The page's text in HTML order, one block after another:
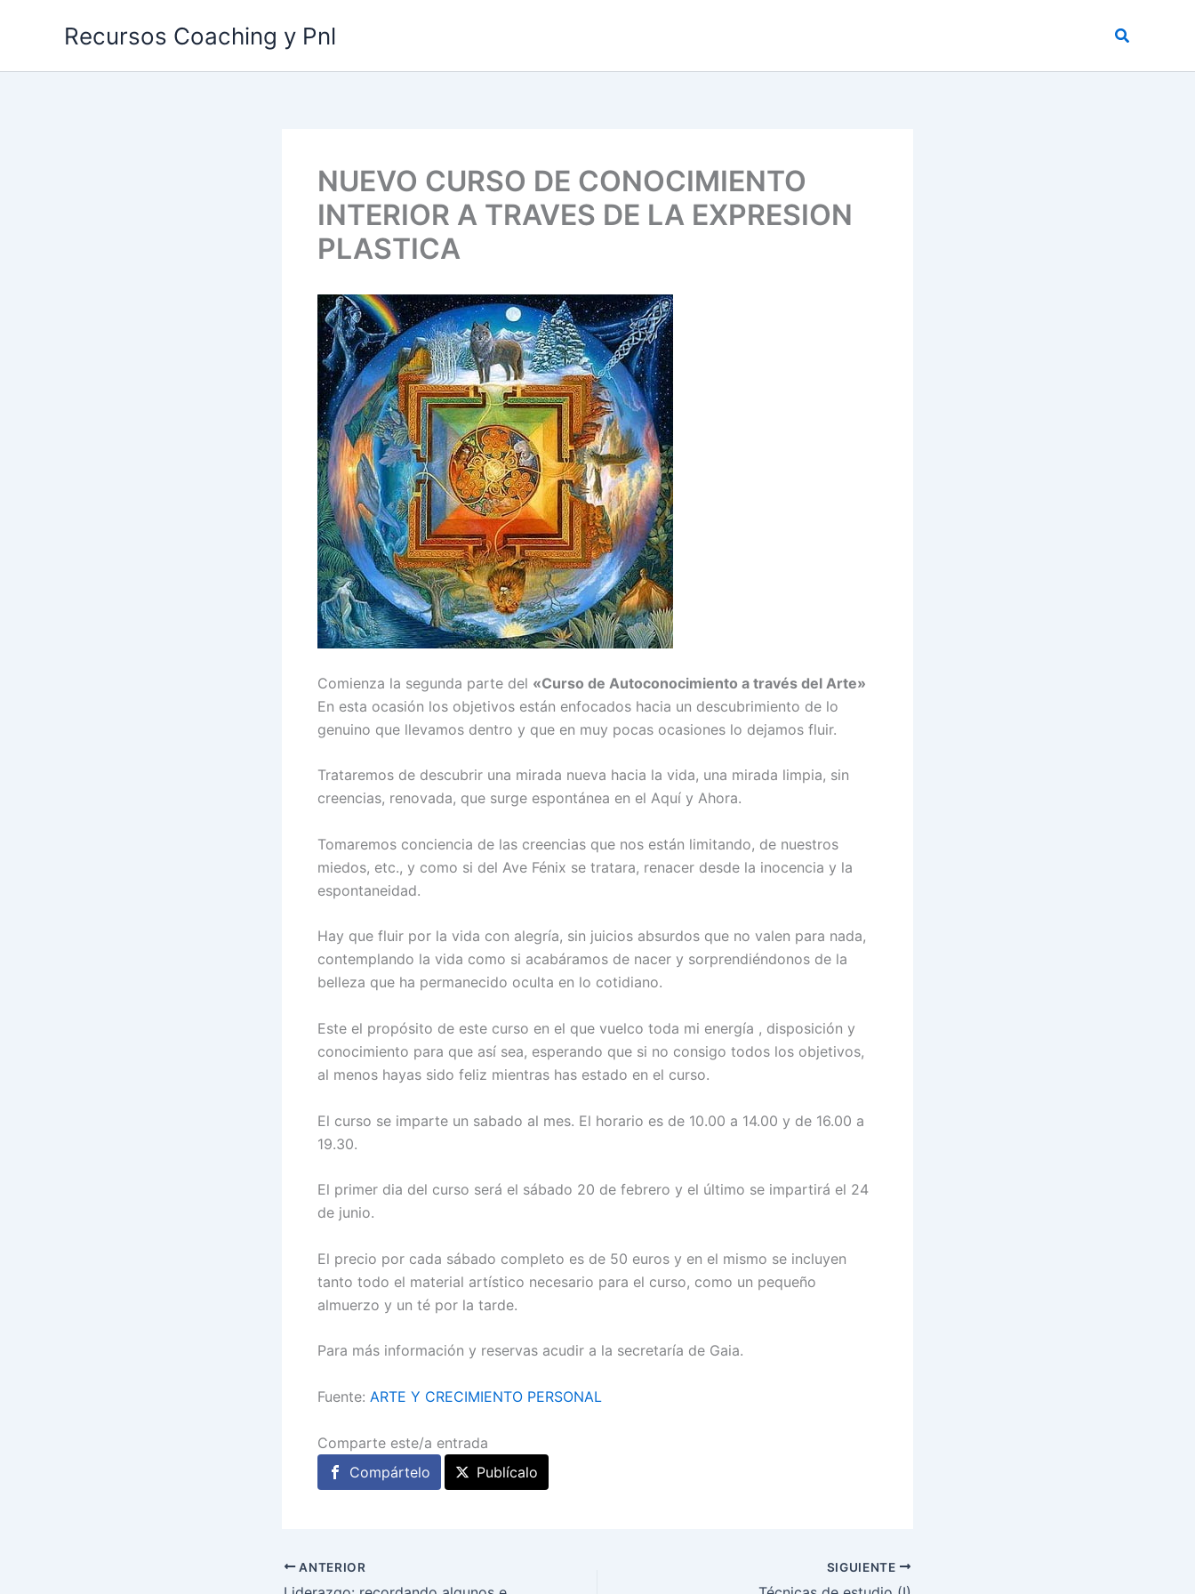
Recursos Coaching y Pnl Buscar
NUEVO CURSO DE CONOCIMIENTO
INTERIOR A TRAVES DE LA EXPRESION
PLASTICA
Comienza la segunda parte del «Curso de Autoconocimiento a través del Arte»
En esta ocasión los objetivos están enfocados hacia un descubrimiento de lo
genuino que llevamos dentro y que en muy pocas ocasiones lo dejamos fluir.
Trataremos de descubrir una mirada nueva hacia la vida, una mirada limpia, sin
creencias, renovada, que surge espontánea en el Aquí y Ahora.
Tomaremos conciencia de las creencias que nos están limitando, de nuestros
miedos, etc., y como si del Ave Fénix se tratara, renacer desde la inocencia y la
espontaneidad.
Hay que fluir por la vida con alegría, sin juicios absurdos que no valen para nada,
contemplando la vida como si acabáramos de nacer y sorprendiéndonos de la
belleza que ha permanecido oculta en lo cotidiano.
Este el propósito de este curso en el que vuelco toda mi energía , disposición y
conocimiento para que así sea, esperando que si no consigo todos los objetivos,
al menos hayas sido feliz mientras has estado en el curso.
El curso se imparte un sabado al mes. El horario es de 10.00 a 14.00 y de 16.00 a
19.30.
El primer dia del curso será el sábado 20 de febrero y el último se impartirá el 24
de junio.
El precio por cada sábado completo es de 50 euros y en el mismo se incluyen
tanto todo el material artístico necesario para el curso, como un pequeño
almuerzo y un té por la tarde.
Para más información y reservas acudir a la secretaría de Gaia.
Fuente: ARTE Y CRECIMIENTO PERSONAL
Comparte este/a entrada
Compártelo
Publícalo
ANTERIOR SIGUIENTE